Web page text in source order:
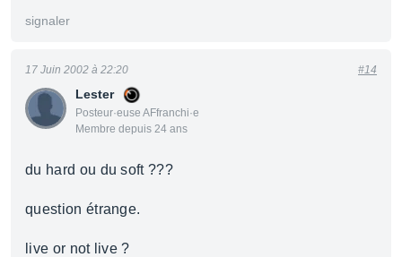
signaler
Lester
Posteur·euse AFfranchi·e
Membre depuis 24 ans
17 Juin 2002 à 22:20 #14
du hard ou du soft ???
question étrange.
live or not live ?